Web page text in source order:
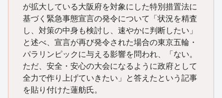
が拡大している大阪府を対象にした特別措置法に
基づく緊急事態宣言の発令について「状況を精査
し、対策の中身も検討し、速やかに判断したい」
と述べ、宣言が再び発令された場合の東京五輪・
パラリンピックに与える影響を問われ、「ない。
ただ、安全・安心の大会になるように政府として
全力で作り上げていきたい」と答えたという記事
を貼り付けた蓮舫氏。